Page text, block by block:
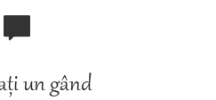
un gând